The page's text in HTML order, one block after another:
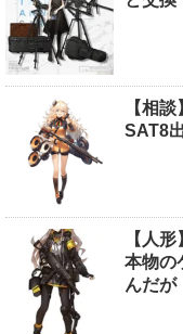
【相
SAT8
【人
本物の
んだが